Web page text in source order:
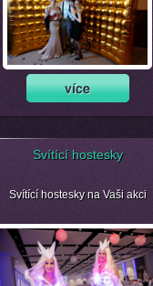
Svítící hostesky
Svítící hostesky na Vaši akci